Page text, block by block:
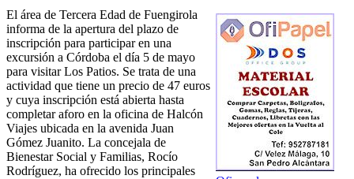
El área de Tercera Edad de Fuengirola
informa de la apertura del plazo de
inscripción para participar en una
excursión a Córdoba el día 5 de mayo
para visitar Los Patios. Se trata de una
actividad que tiene un precio de 47 euros
y cuya inscripción está abierta hasta
completar aforo en la oficina de Halcón
Viajes ubicada en la avenida Juan
Gómez Juanito. La concejala de
Bienestar Social y Familias, Rocío
Rodríguez, ha ofrecido los principales